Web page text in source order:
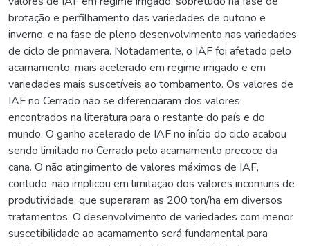
brotação e perfilhamento das variedades de outono e
inverno, e na fase de pleno desenvolvimento nas variedades
de ciclo de primavera. Notadamente, o IAF foi afetado pelo
acamamento, mais acelerado em regime irrigado e em
variedades mais suscetíveis ao tombamento. Os valores de
IAF no Cerrado não se diferenciaram dos valores
encontrados na literatura para o restante do país e do
mundo. O ganho acelerado de IAF no início do ciclo acabou
sendo limitado no Cerrado pelo acamamento precoce da
cana. O não atingimento de valores máximos de IAF,
contudo, não implicou em limitação dos valores incomuns de
produtividade, que superaram as 200 ton/ha em diversos
tratamentos. O desenvolvimento de variedades com menor
suscetibilidade ao acamamento será fundamental para